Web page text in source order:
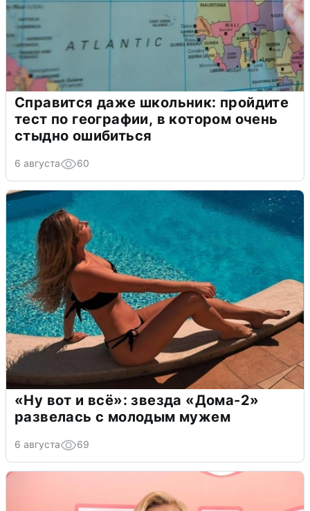
Справится даже школьник: пройдите
тест по географии, в котором очень
стыдно ошибиться
6 августа 60
«Ну вот и всё»: звезда «Дома-2»
развелась с молодым мужем
6 августа 69